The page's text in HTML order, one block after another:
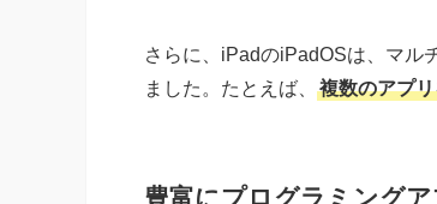
さらに、iPadのiPadOSは、マル
ました。たとえば、
複数のアプ
豊富にプログラミング